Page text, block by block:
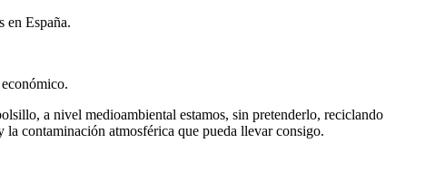
en España.
a nivel medioambiental estamos, sin pretenderlo, reciclando
la contaminación atmosférica que pueda llevar consigo.